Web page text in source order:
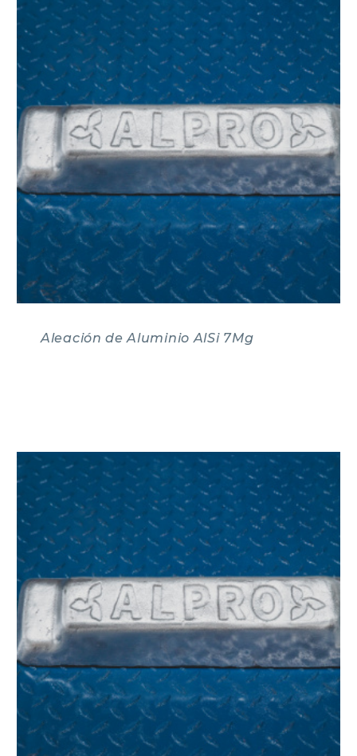
Aleación de Aluminio AlSi 7Mg